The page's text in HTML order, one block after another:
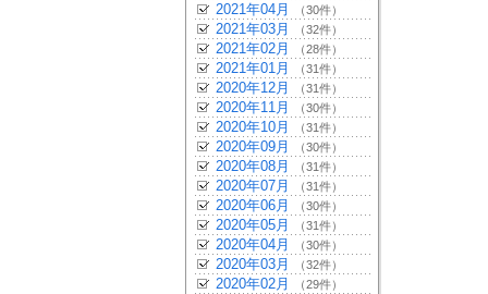
2021年04月 （30件）
2021年03月 （32件）
2021年02月 （28件）
2021年01月 （31件）
2020年12月 （31件）
2020年11月 （30件）
2020年10月 （31件）
2020年09月 （30件）
2020年08月 （31件）
2020年07月 （31件）
2020年06月 （30件）
2020年05月 （31件）
2020年04月 （30件）
2020年03月 （32件）
2020年02月 （29件）